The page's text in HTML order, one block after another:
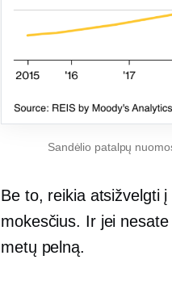
Sandėlio patalpų
Be to, reikia atsižvelgti
mokesčius. Ir jei
metų pelną.